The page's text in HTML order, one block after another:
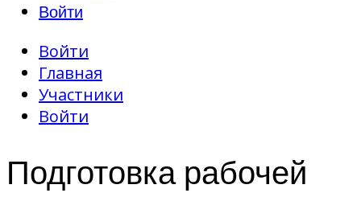
Войти
Войти
Главная
Участники
Войти
Подготовка рабочей